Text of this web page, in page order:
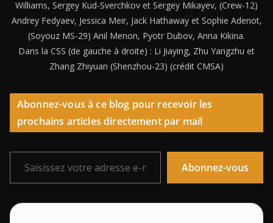
Williams, Sergey Kud-Sverchkov et Sergey Mikayev, (Crew-12)
Andrey Fedyaev, Jessica Meir, Jack Hathaway et Sophie Adenot,
(Soyouz MS-29) Anil Menon, Pyotr Dubov, Anna Kikina.
Dans la CSS (de gauche à droite) : Li Jiaying, Zhu Yangzhu et
Zhang Zhiyuan (Shenzhou-23) (crédit CMSA)
Abonnez-vous à ce blog pour recevoir les
prochains articles directement par mail
Saisissez votre adresse e-mail…
Abonnez-vous